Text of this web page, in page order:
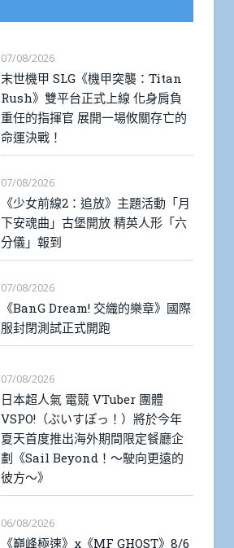
07/08/2026
末世機甲 SLG《機甲突襲：Titan
Rush》雙平台正式上線 化身肩負
重任的指揮官 展開一場攸關存亡的
命運決戰！
07/08/2026
《少女前線2：追放》主題活動「月
下安魂曲」古堡開放 精英人形「六
分儀」報到
07/08/2026
《BanG Dream! 交織的樂章》國際
服封閉測試正式開跑
07/08/2026
日本超人氣 電競 VTuber 團體
VSPO!（ぶいすぽっ！）將於今年
夏天首度推出海外期間限定餐廳企
劃《Sail Beyond！～駛向更遠的
彼方～》
06/08/2026
《巔峰極速》x《MF GHOST》8/6